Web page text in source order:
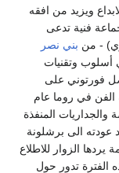
ويزيد من افقه
فنية تدعى
- من بني نصر
أسلوب وتقنيات
فورتوني على
الفن في روما عام
والجداريات المنفذة
عودته الى برشلونة
الزوار للاطلاع
الفترة تدور حول